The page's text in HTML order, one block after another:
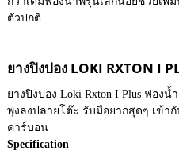
ตัวปกติ
ยางปิงปอง LOKI RXTON I
ยางปิงปอง Loki Rxton I Plus ฟอง
พุ่งลงปลายโต๊ะ รับมือยากสุดๆ เข้า
คาร์บอน
Specification